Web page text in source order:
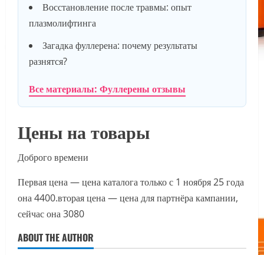
Восстановление после травмы: опыт
плазмолифтинга
Загадка фуллерена: почему результаты
разнятся?
Все материалы: Фуллерены отзывы
Цены на товары
Доброго времени
Первая цена — цена каталога только с 1 ноября 25 года
она 4400.вторая цена — цена для партнёра кампании,
сейчас она 3080
ABOUT THE AUTHOR